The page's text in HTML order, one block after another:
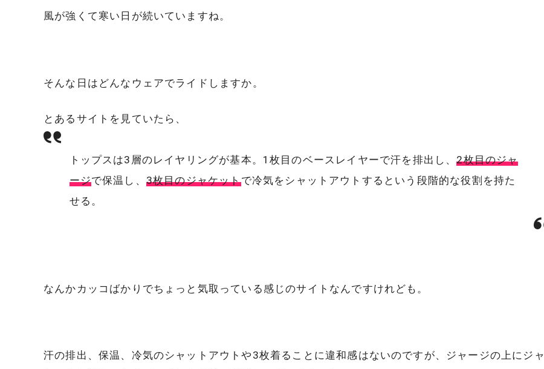
風が強くて寒い日が続いていますね。
そんな日はどんなウェアでライドしますか。
とあるサイトを見ていたら、
トップスは3層のレイヤリングが基本。1枚目のベースレイヤーで汗を排出し、2枚目のジャ
ージで保温し、 3枚目のジャケットで冷気をシャットアウトするという段階的な役割を持た
せる。
なんかカッコばかりでちょっと気取っている感じのサイトなんですけれども。
汗の排出、保温、冷気のシャットアウトや3枚着ることに違和感はないのですが、ジャージの上にジャ